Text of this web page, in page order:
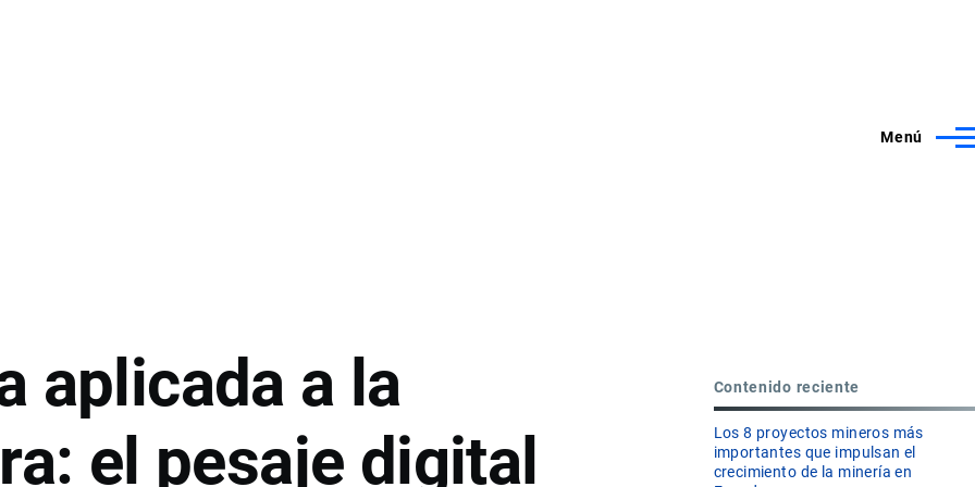
Menú
aplicada a la
el pesaje digital
Contenido reciente
Los 8 proyectos mineros más
importantes que impulsan el
crecimiento de la minería en